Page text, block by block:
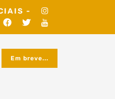
-
Em breve...